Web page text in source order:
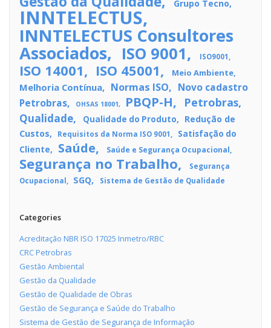
Grupo Tecno
INNTELECTUS
INNTELECTUS Consultores
Associados ISO 9001 ISO9001
ISO 14001 ISO 45001 Meio Ambiente
Melhoria Contínua Normas ISO
Novo cadastro
Petrobras
OHSAS 18001 PBQP-H Petrobras
Qualidade Qualidade do Produto
Redução de
Custos
Requisitos da Norma ISO 9001
Satisfação do
Cliente
Saúde Saúde e Segurança Ocupacional
Segurança no Trabalho
Segurança
Ocupacional
SGQ Sistema de Gestão de Qualidade
Categories
Acreditação NBR ISO 17025 Inmetro/RBC
CRC Petrobras
Gestão Ambiental
Gestão da Qualidade
Gestão de Qualidade de Obras
Gestão de Segurança e Saúde do Trabalho
Sistema de Gestão de Segurança de Informação